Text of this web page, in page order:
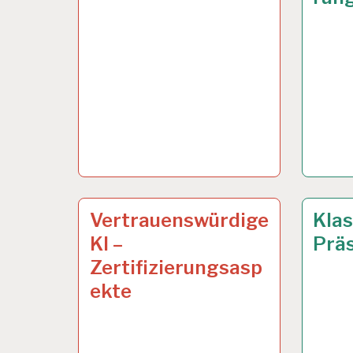
ARBEITSANALYSE…
Vertrauenswürdige
KI –
Zertifizierungsasp
ekte
21 JUNI 2023
12-
26